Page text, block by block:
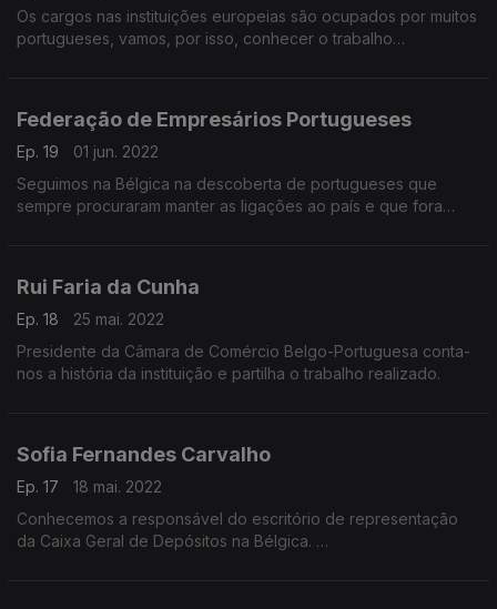
Os cargos nas instituições europeias são ocupados por muitos
portugueses, vamos, por isso, conhecer o trabalho
Federação de Empresários Portugueses
Ep. 19
01 jun. 2022
Seguimos na Bélgica na descoberta de portugueses que
sempre procuraram manter as ligações ao país e que fora
Rui Faria da Cunha
Ep. 18
25 mai. 2022
Presidente da Câmara de Comércio Belgo-Portuguesa conta-
nos a história da instituição e partilha o trabalho realizado.
Sofia Fernandes Carvalho
Ep. 17
18 mai. 2022
Conhecemos a responsável do escritório de representação
da Caixa Geral de Depósitos na Bélgica.